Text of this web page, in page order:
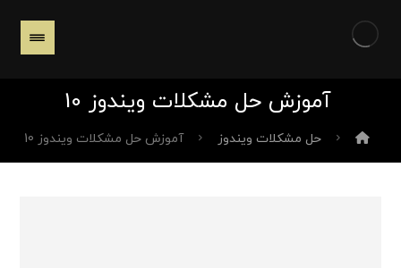
آموزش حل مشکلات ویندوز 10
حل مشکلات ویندوز آموزش حل مشکلات ویندوز 10